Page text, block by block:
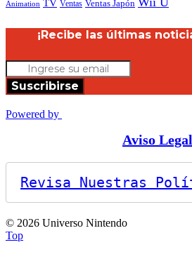
Animation TV Ventas Ventas Japón
¡Recibe las últimas
Suscribirse
Powered by
Aviso Legal
Revisa Nuestras
© 2026 Universo Nintendo
Top